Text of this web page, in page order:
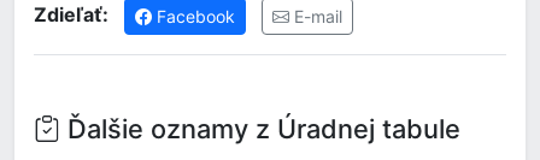
Zdieľať: Facebook E-mail
Ďalšie oznamy z Úradnej tabule